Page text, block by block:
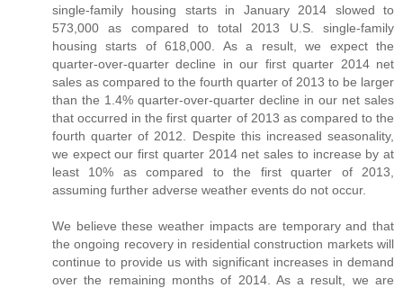
single-family housing starts in January 2014 slowed to
573,000 as compared to total 2013 U.S. single-family
housing starts of 618,000. As a result, we expect the
quarter-over-quarter decline in our first quarter 2014 net
sales as compared to the fourth quarter of 2013 to be larger
than the 1.4% quarter-over-quarter decline in our net sales
that occurred in the first quarter of 2013 as compared to the
fourth quarter of 2012. Despite this increased seasonality,
we expect our first quarter 2014 net sales to increase by at
least 10% as compared to the first quarter of 2013,
assuming further adverse weather events do not occur.
We believe these weather impacts are temporary and that
the ongoing recovery in residential construction markets will
continue to provide us with significant increases in demand
over the remaining months of 2014. As a result, we are